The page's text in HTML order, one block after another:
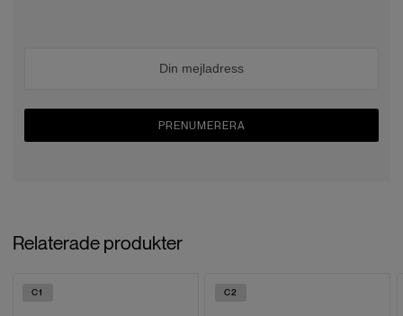
PRENUMERERA
Relaterade produkter
C1 C2